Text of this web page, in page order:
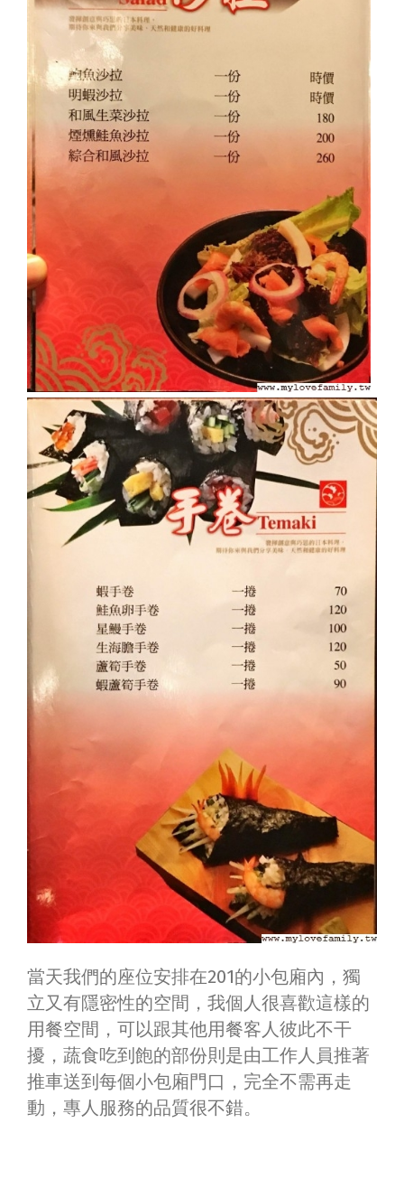
當天我們的座位安排在201的小包廂內，獨
立又有隱密性的空間，我個人很喜歡這樣的
用餐空間，可以跟其他用餐客人彼此不干
擾，蔬食吃到飽的部份則是由工作人員推著
推車送到每個小包廂門口，完全不需再走
動，專人服務的品質很不錯。